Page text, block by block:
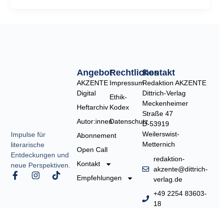
Impulse für
literarische
Entdeckungen und
neue Perspektiven.
F
a
I
n
T
i
Rechtliches
Impressum
Ethik-
Kodex
Datenschutz
Angebot
AKZENTE
Digital
Heftarchiv
Autor:innen
Abonnement
Open Call
Kontakt
Empfehlungen
Kontakt
Redaktion AKZENTE
Dittrich-Verlag
Meckenheimer
Straße 47
D-53919
Weilerswist-
Metternich
redaktion-
akzente@dittrich-
verlag.de
+49 2254 83603-
18